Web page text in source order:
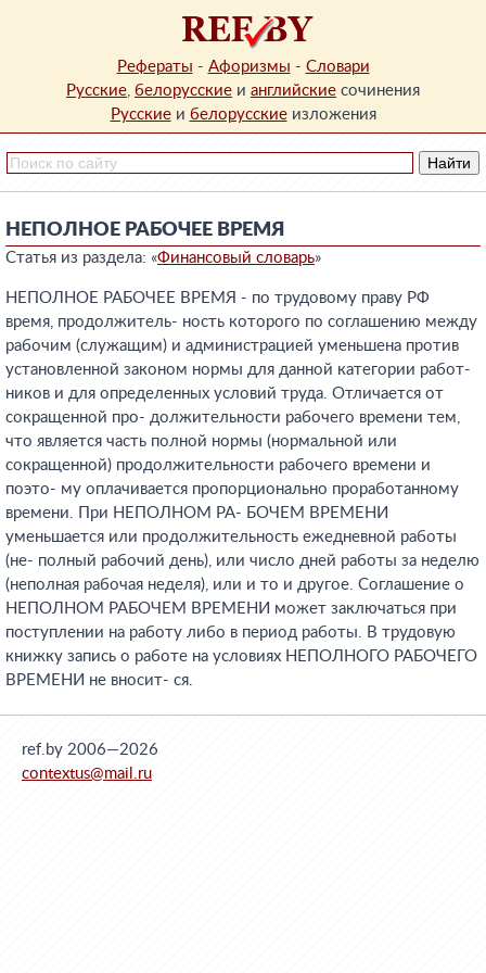
Рефераты - Афоризмы - Словари
Русские, белорусские и английские сочинения
Русскиеи белорусскиеизложения
НЕПОЛНОЕ РАБОЧЕЕ ВРЕМЯ
Статья из раздела: «Финансовый словарь»
НЕПОЛНОЕ РАБОЧЕЕ ВРЕМЯ - по трудовому праву РФ
время, продолжитель- ность которого по соглашению между
рабочим (служащим) и администрацией уменьшена против
установленной законом нормы для данной категории работ-
ников и для определенных условий труда. Отличается от
сокращенной про- должительности рабочего времени тем,
что является часть полной нормы (нормальной или
сокращенной) продолжительности рабочего времени и
поэто- му оплачивается пропорционально проработанному
времени. При НЕПОЛНОМ РА- БОЧЕМ ВРЕМЕНИ
уменьшается или продолжительность ежедневной работы
(не- полный рабочий день), или число дней работы за неделю
(неполная рабочая неделя), или и то и другое. Соглашение о
НЕПОЛНОМ РАБОЧЕМ ВРЕМЕНИ может заключаться при
поступлении на работу либо в период работы. В трудовую
книжку запись о работе на условиях НЕПОЛНОГО РАБОЧЕГО
ВРЕМЕНИ не вносит- ся.
ref.by 2006—2026
contextus@mail.ru